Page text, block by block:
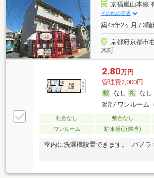
京福嵐山本線
その他の交通
築45年2ヶ月 / 3階
京都府京都市
木町
2.80万円
管理費2,000円
なし
なし
3階 / ワンルーム
礼金なし 敷金なし
ワンルーム
駐車場(近隣含)
室内に洗濯機設置できます。--パノラ